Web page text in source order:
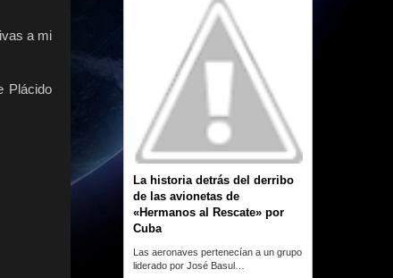
a mi
Plácido
La historia detrás del derribo
de las avionetas de
«Hermanos al Rescate» por
Cuba
Las aeronaves pertenecían a un grupo
liderado por José Basul…